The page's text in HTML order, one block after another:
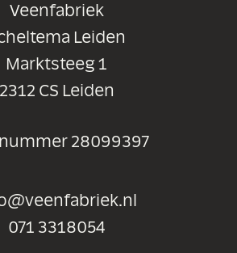
Veenfabriek
Leiden
Marktsteeg 1
2312 CS Leiden
nummer 28099397
071 3318054